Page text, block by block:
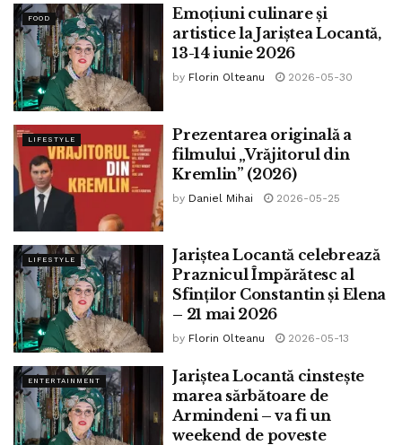
FOOD
Emoțiuni culinare și
artistice la Jariștea Locantă,
13-14 iunie 2026
by Florin Olteanu 2026-05-30
LIFESTYLE
Prezentarea originală a
filmului „Vrăjitorul din
Kremlin” (2026)
by Daniel Mihai 2026-05-25
LIFESTYLE
Jariștea Locantă celebrează
Praznicul Împărătesc al
Sfinților Constantin și Elena
– 21 mai 2026
by Florin Olteanu 2026-05-13
ENTERTAINMENT
Jariștea Locantă cinstește
marea sărbătoare de
Armindeni – va fi un
weekend de poveste